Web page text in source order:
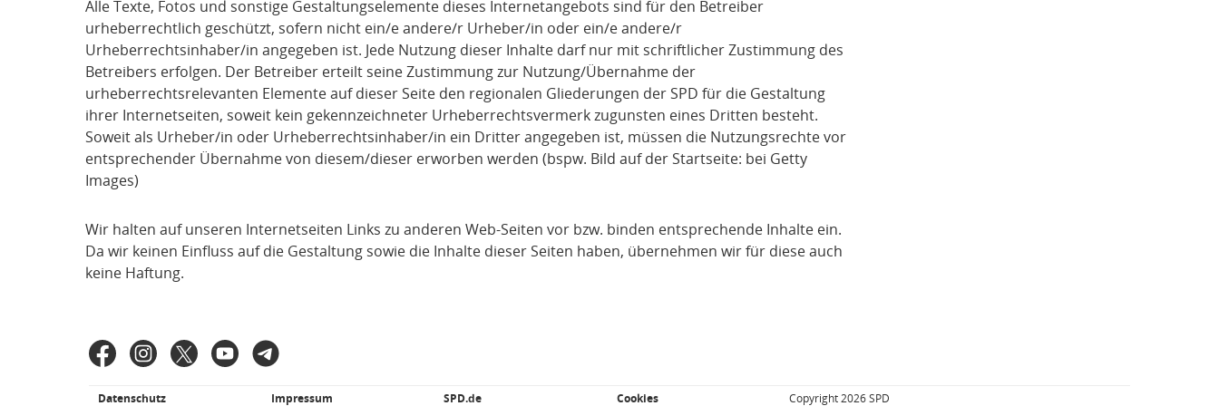
Alle Texte, Fotos und sonstige Gestaltungselemente dieses Internetangebots sind für den Betreiber
urheberrechtlich geschützt, sofern nicht ein/e andere/r Urheber/in oder ein/e andere/r
Urheberrechtsinhaber/in angegeben ist. Jede Nutzung dieser Inhalte darf nur mit schriftlicher Zustimmung des
Betreibers erfolgen. Der Betreiber erteilt seine Zustimmung zur Nutzung/Übernahme der
urheberrechtsrelevanten Elemente auf dieser Seite den regionalen Gliederungen der SPD für die Gestaltung
ihrer Internetseiten, soweit kein gekennzeichneter Urheberrechtsvermerk zugunsten eines Dritten besteht.
Soweit als Urheber/in oder Urheberrechtsinhaber/in ein Dritter angegeben ist, müssen die Nutzungsrechte vor
entsprechender Übernahme von diesem/dieser erworben werden (bspw. Bild auf der Startseite: bei Getty
Images)
Wir halten auf unseren Internetseiten Links zu anderen Web-Seiten vor bzw. binden entsprechende Inhalte ein.
Da wir keinen Einfluss auf die Gestaltung sowie die Inhalte dieser Seiten haben, übernehmen wir für diese auch
keine Haftung.
Fußbereich
SPD
den
FacebookInstagram
X YouTubeTelegram
Datenschutz Impressum SPD.de Cookies Copyright 2026 SPD